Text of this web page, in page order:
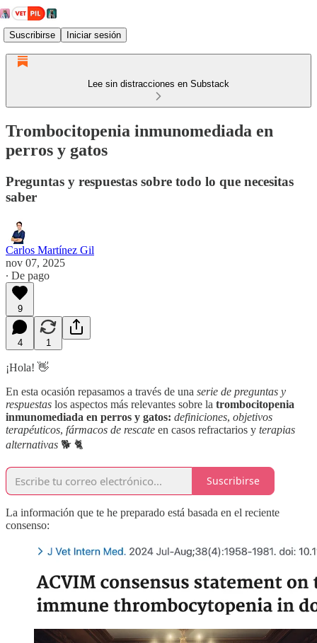
Suscribirse Iniciar sesión
Lee sin distracciones en Substack
Trombocitopenia inmunomediada en
perros y gatos
Preguntas y respuestas sobre todo lo que necesitas
saber
Carlos Martínez Gil
nov 07, 2025
∙ De pago
9
4 1
¡Hola! 👋
En esta ocasión repasamos a través de una serie de preguntas y
respuestas los aspectos más relevantes sobre la trombocitopenia
inmunomediada en perros y gatos: definiciones, objetivos
terapéuticos, fármacos de rescate en casos refractarios y terapias
alternativas 🐕 🐈
Suscribirse
La información que te he preparado está basada en el reciente
consenso: